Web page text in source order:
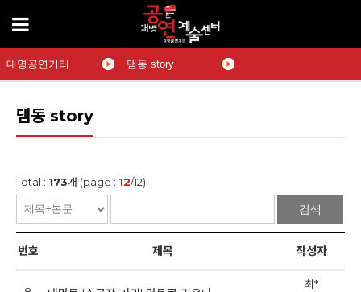
대명공연거리 댐동 story
댐동 story
Total : 173개 (page : 12/12)
검색
번호 제목 작성자
최*